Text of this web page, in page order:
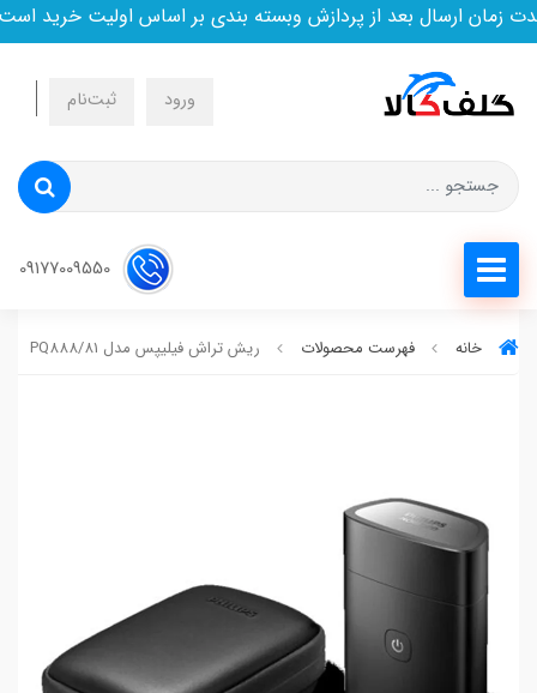
ارسال بعد از پردازش وبسته بندی بر اساس اولیت خرید است
ورود ثبت‌نام
خانه فهرست محصولات ریش تراش فیلیپس مدل PQ888/81